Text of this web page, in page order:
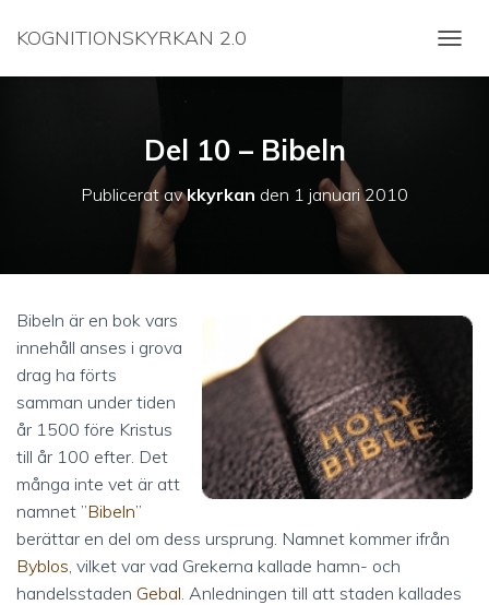
KOGNITIONSKYRKAN 2.0
Del 10 – Bibeln
Publicerat avkkyrkan den 1 januari 2010
Bibeln är en bok vars
innehåll anses i grova
drag ha förts
samman under tiden
år 1500 före Kristus
till år 100 efter. Det
många inte vet är att
namnet ”Bibeln”
berättar en del om dess ursprung. Namnet kommer ifrån
Byblos, vilket var vad Grekerna kallade hamn- och
handelsstaden Gebal. Anledningen till att staden kallades